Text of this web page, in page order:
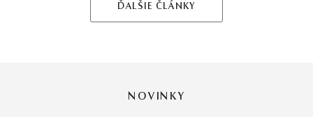
ĎALŠIE ČLÁNKY
NOVINKY